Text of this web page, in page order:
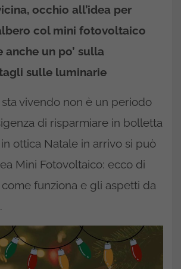
occhio all’idea per
col mini fotovoltaico
anche un po’ sulla
sulle luminarie
vivendo non è un periodo
di risparmiare in bolletta
ottica Natale in arrivo si può
Mini Fotovoltaico: ecco di
come funziona e gli aspetti da